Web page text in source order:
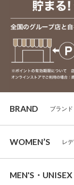
BRAND ブランド
WOMEN’S レ
MEN'S・UNISEX